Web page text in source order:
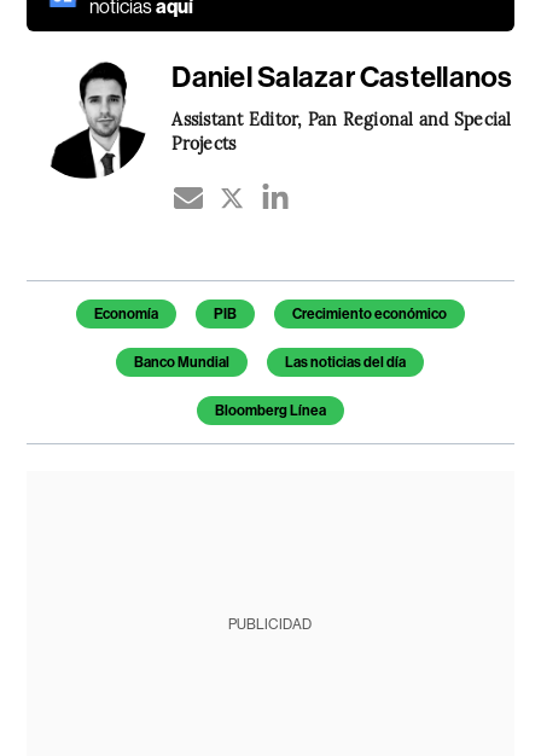
noticiasaquí
Daniel Salazar Castellanos
Assistant Editor, Pan Regional and Special
Projects
Temas de este artículo
Economía PIB Crecimiento económico
Banco Mundial Las noticias del día
Bloomberg Línea
PUBLICIDAD